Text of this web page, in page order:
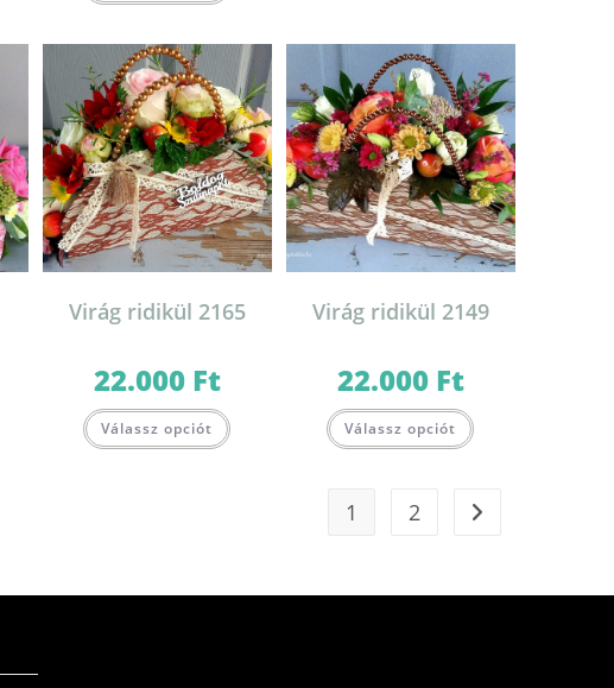
Virág ridikül 2165
22.000 Ft
Válassz opciót
Virág ridikül 2149
22.000 Ft
Válassz opciót
1 2